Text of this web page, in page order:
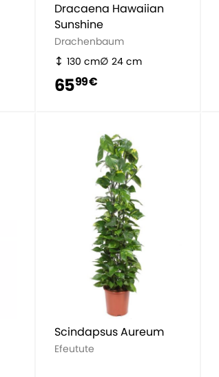
Dracaena Hawaiian
Sunshine
Drachenbaum
130 cm
24 cm
6599 €
Scindapsus Aureum
Efeutute